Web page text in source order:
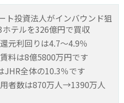
ト投資法人がインバウンド狙
テルを326億円で買収
元利回りは4.7～4.9％
料は8億5800万円です
JHR全体の10.3％です
者数は870万人→1390万人